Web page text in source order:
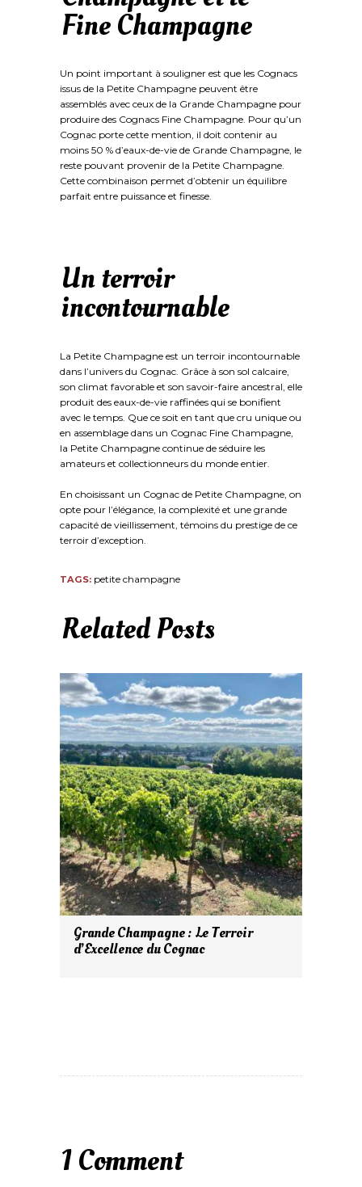
Fine Champagne
Un point important à souligner est que les Cognacs
issus de la Petite Champagne peuvent être
assemblés avec ceux de la Grande Champagne pour
produire des Cognacs Fine Champagne. Pour qu’un
Cognac porte cette mention, il doit contenir au
moins 50 % d’eaux-de-vie de Grande Champagne, le
reste pouvant provenir de la Petite Champagne.
Cette combinaison permet d’obtenir un équilibre
parfait entre puissance et finesse.
Un terroir
incontournable
La Petite Champagne est un terroir incontournable
dans l’univers du Cognac. Grâce à son sol calcaire,
son climat favorable et son savoir-faire ancestral, elle
produit des eaux-de-vie raffinées qui se bonifient
avec le temps. Que ce soit en tant que cru unique ou
en assemblage dans un Cognac Fine Champagne,
la Petite Champagne continue de séduire les
amateurs et collectionneurs du monde entier.
En choisissant un Cognac de Petite Champagne, on
opte pour l’élégance, la complexité et une grande
capacité de vieillissement, témoins du prestige de ce
terroir d’exception.
TAGS: petite champagne
Related Posts
Grande Champagne : Le Terroir
d’Excellence du Cognac
1 Comment